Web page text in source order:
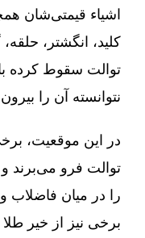
اشیاء قیمتی‌شان
کلید، انگشتر،
توالت سقوط کرده
نتوانسته آن را بیرون
در این موقعیت،
توالت فرو می‌برند
را در میان فاضلاب
برخی نیز از خیر